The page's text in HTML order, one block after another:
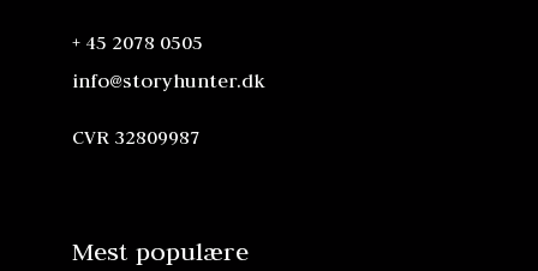
+ 45 2078 0505
info@storyhunter.dk
CVR 32809987
Mest populære